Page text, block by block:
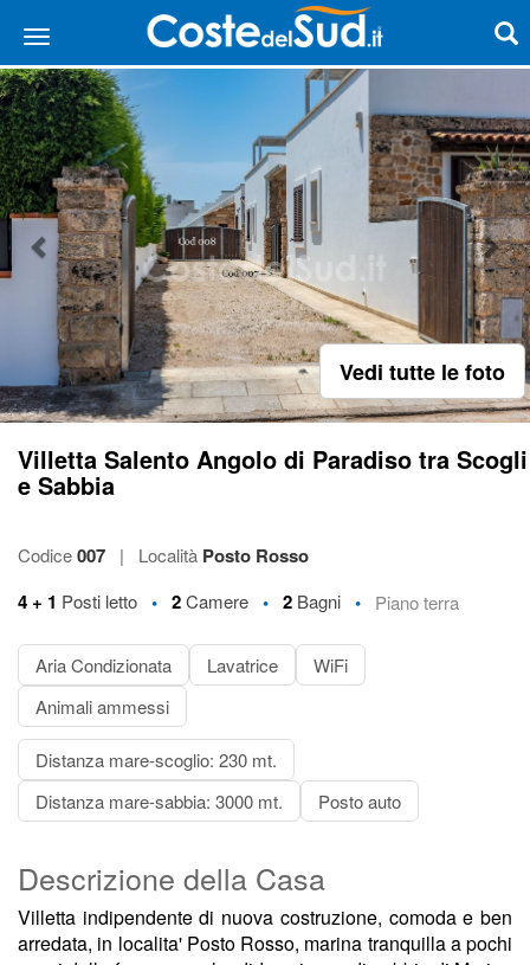
Vedi tutte le foto
Villetta Salento Angolo di Paradiso tra Scogli
e Sabbia
Codice007 | Località Posto Rosso
4 + 1 Posti letto • 2Camere • 2 Bagni • Piano terra
Aria Condizionata Lavatrice
WiFi
Animali ammessi
Distanza mare-scoglio: 230 mt.
Distanza mare-sabbia: 3000 mt.
Posto auto
Descrizione della Casa
Villetta indipendente di nuova costruzione, comoda e ben
arredata, in localita' Posto Rosso, marina tranquilla a pochi